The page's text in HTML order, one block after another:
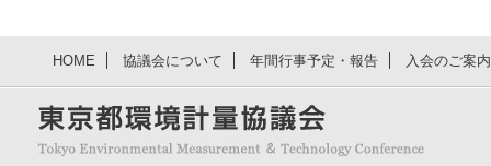
HOME 協議会について 年間行事予定・報告 入会のご案